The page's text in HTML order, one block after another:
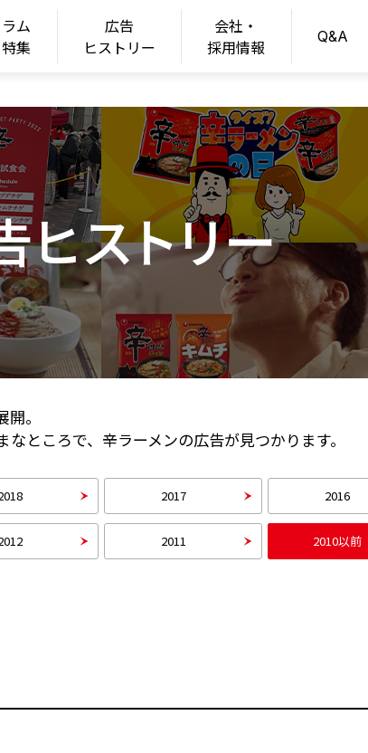
ム
特集
広告
ヒストリー
会社・
採用情報
Q&A
。
ところで、辛ラーメンの広告が見つかります。
2017 2016
2011 2010以前